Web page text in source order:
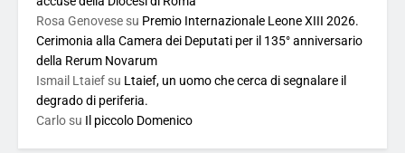
Rosa Genovese su Premio Internazionale Leone XIII 2026.
Cerimonia alla Camera dei Deputati per il 135° anniversario
della Rerum Novarum
Ismail Ltaief su Ltaief, un uomo che cerca di segnalare il
degrado di periferia.
Carlo su Il piccolo Domenico